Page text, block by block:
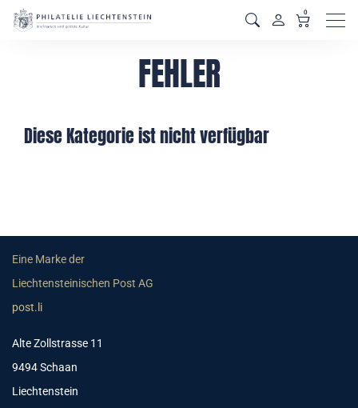
0
FEHLER
Diese Kategorie ist nicht verfügbar
Eine Marke der
Liechtensteinischen Post AG
post.li
Alte Zollstrasse 11
9494 Schaan
Liechtenstein